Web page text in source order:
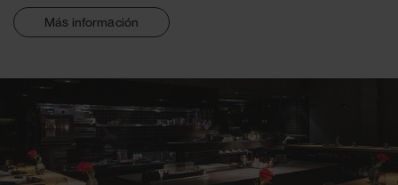
Más información